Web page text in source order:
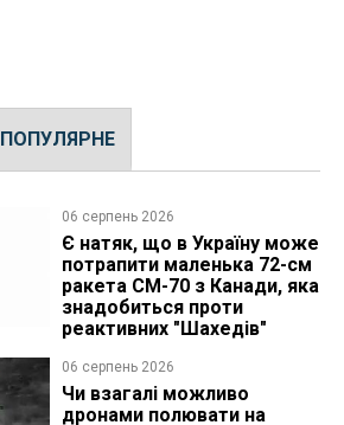
ПОПУЛЯРНЕ
06 серпень 2026
Є натяк, що в Україну може
потрапити маленька 72-см
ракета CM-70 з Канади, яка
знадобиться проти
реактивних "Шахедів"
06 серпень 2026
Чи взагалі можливо
дронами полювати на